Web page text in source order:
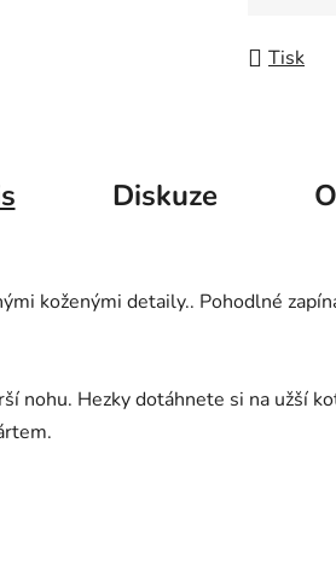
Tisk
Diskuze
koženými detaily.. Pohodlné
nohu. Hezky dotáhnete si na užší